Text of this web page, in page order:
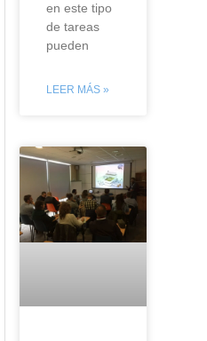
en este tipo
de tareas
pueden
LEER MÁS »